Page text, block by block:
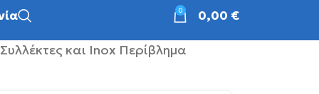
0 0,00 €
και Inox Περίβλημα